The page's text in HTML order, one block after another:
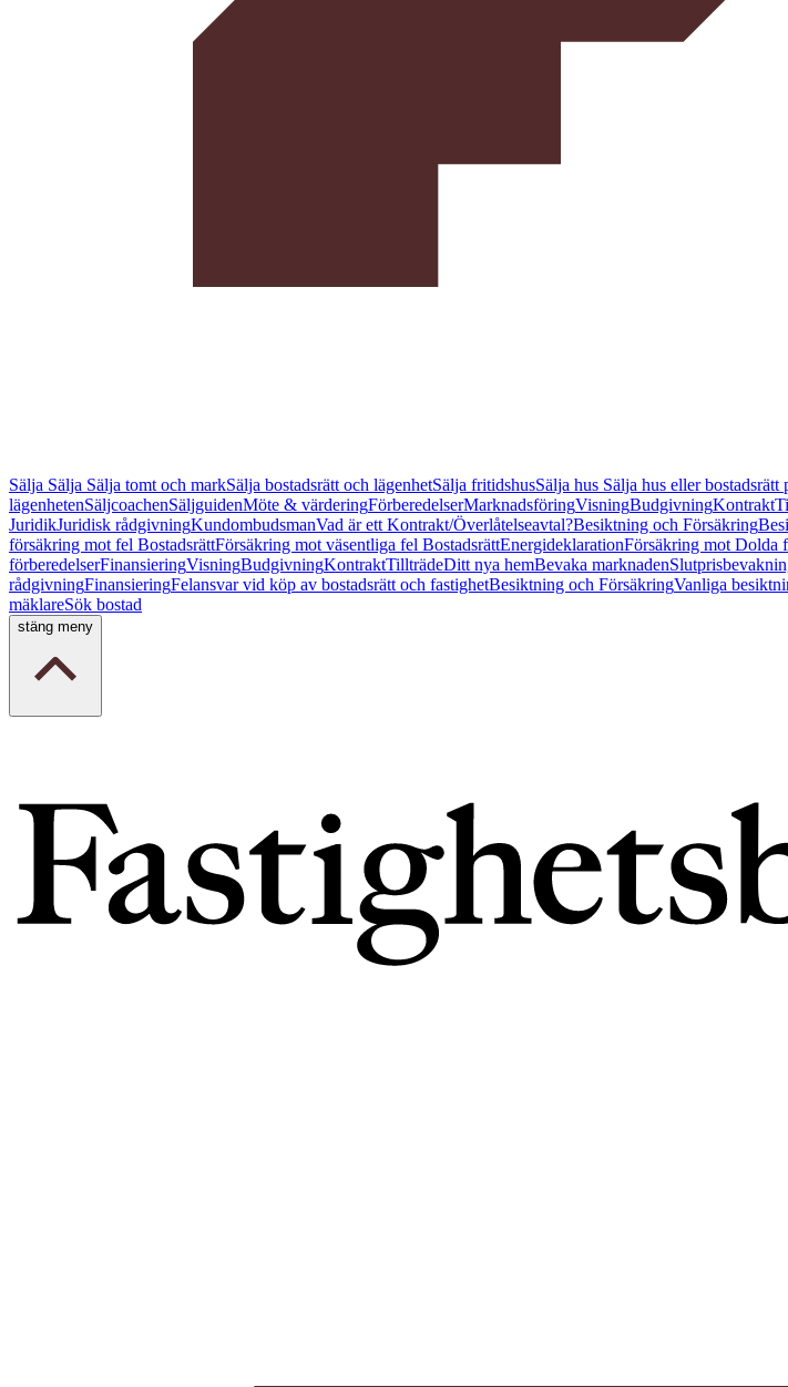
Sälja Sälja Sälja tomt och markSälja bostadsrätt och lägenhetSälja fritidshusSälja hus Sälja hus eller bostadsrätt
lägenhetenSäljcoachenSäljguidenMöte & värderingFörberedelserMarknadsföringVisningBudgivningKontrakt
JuridikJuridisk rådgivningKundombudsmanVad är ett Kontrakt/Överlåtelseavtal?Besiktning och Försäkring
försäkring mot fel BostadsrättFörsäkring mot väsentliga fel BostadsrättEnergideklarationFörsäkring mot Dolda
förberedelserFinansieringVisningBudgivningKontraktTillträdeDitt nya hemBevaka marknaden
rådgivningFinansieringFelansvar vid köp av bostadsrätt och fastighetBesiktning och FörsäkringVanliga
mäklareSök bostad
stäng meny